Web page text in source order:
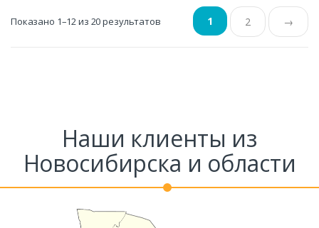
Показано 1–12 из 20 результатов 1 2 →
Наши клиенты из
Новосибирска и области